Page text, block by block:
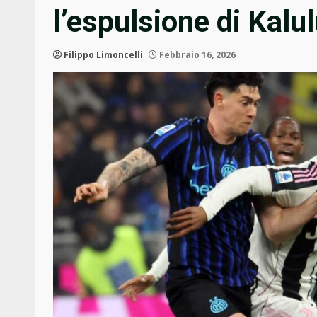
l’espulsione di
Filippo Limoncelli Febbraio 16, 2026